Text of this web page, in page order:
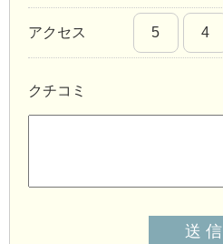
アクセス 5 4
クチコミ
送 信